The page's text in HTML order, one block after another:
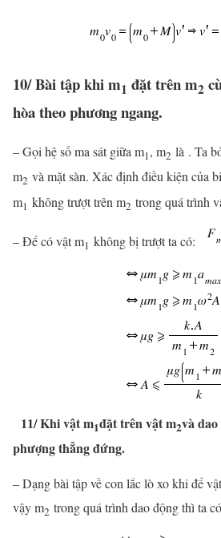
10/ Bài tập khi m1 đặt trên m2
hòa theo phương ngang.
– Gọi hệ số ma sát giữa m1, m2 là . Ta
m2 và mặt sàn. Xác định điều kiện của
m1 không trượt trên m2 trong quá trình
– Để có vật m1 không bị trượt ta có:
11/ Khi vật m1đặt trên vật m2và
phượng thẳng đứng.
– Dạng bài tập về con lắc lò xo khi để
vậy m2 trong quá trình dao động thì ta